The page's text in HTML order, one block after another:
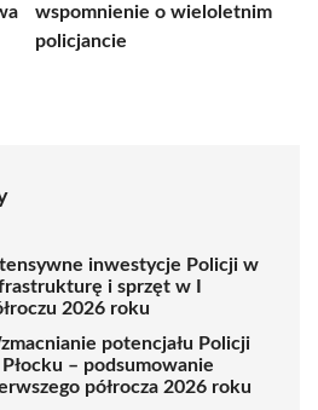
wspomnienie o wieloletnim
policjancie
inwestycje Policji w
i sprzęt w I
2026 roku
potencjału Policji
– podsumowanie
półrocza 2026 roku